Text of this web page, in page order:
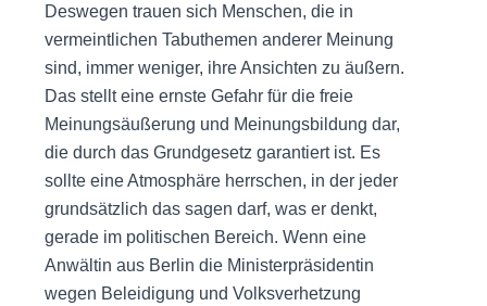
Deswegen trauen sich Menschen, die in
vermeintlichen Tabuthemen anderer Meinung
sind, immer weniger, ihre Ansichten zu äußern.
Das stellt eine ernste Gefahr für die freie
Meinungsäußerung und Meinungsbildung dar,
die durch das Grundgesetz garantiert ist. Es
sollte eine Atmosphäre herrschen, in der jeder
grundsätzlich das sagen darf, was er denkt,
gerade im politischen Bereich. Wenn eine
Anwältin aus Berlin die Ministerpräsidentin
wegen Beleidigung und Volksverhetzung